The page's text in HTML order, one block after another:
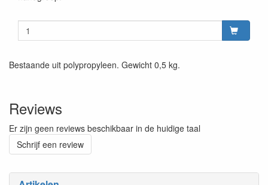
Bestaande uit polypropyleen. Gewicht 0,5 kg.
Reviews
Er zijn geen reviews beschikbaar in de huidige taal
Schrijf een review